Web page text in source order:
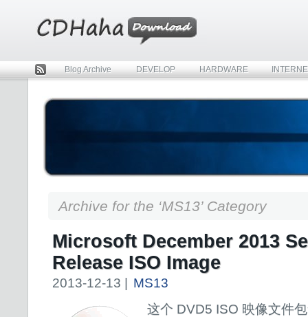
Rss
Blog Archive DEVELOP HARDWARE
Archive for the ‘MS13’ Category
Microsoft December 2013
Release ISO Image
2013-12-13 |
MS13
这个 DVD5 ISO 映像文件